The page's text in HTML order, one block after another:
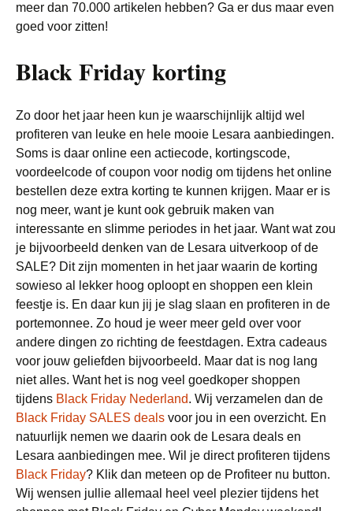
meer dan 70.000 artikelen hebben? Ga er dus maar even
goed voor zitten!
Black Friday korting
Zo door het jaar heen kun je waarschijnlijk altijd wel
profiteren van leuke en hele mooie Lesara aanbiedingen.
Soms is daar online een actiecode, kortingscode,
voordeelcode of coupon voor nodig om tijdens het online
bestellen deze extra korting te kunnen krijgen. Maar er is
nog meer, want je kunt ook gebruik maken van
interessante en slimme periodes in het jaar. Want wat zou
je bijvoorbeeld denken van de Lesara uitverkoop of de
SALE? Dit zijn momenten in het jaar waarin de korting
sowieso al lekker hoog oploopt en shoppen een klein
feestje is. En daar kun jij je slag slaan en profiteren in de
portemonnee. Zo houd je weer meer geld over voor
andere dingen zo richting de feestdagen. Extra cadeaus
voor jouw geliefden bijvoorbeeld. Maar dat is nog lang
niet alles. Want het is nog veel goedkoper shoppen
tijdens Black Friday Nederland. Wij verzamelen dan de
Black Friday SALES deals voor jou in een overzicht. En
natuurlijk nemen we daarin ook de Lesara deals en
Lesara aanbiedingen mee. Wil je direct profiteren tijdens
Black Friday? Klik dan meteen op de Profiteer nu button.
Wij wensen jullie allemaal heel veel plezier tijdens het